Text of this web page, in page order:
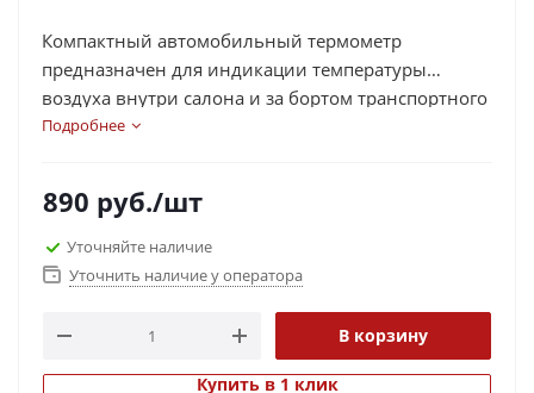
Компактный автомобильный термометр
предназначен для индикации температуры
воздуха внутри салона и за бортом транспортного
средства.
Подробнее
890 руб./шт
Уточняйте наличие
Уточнить наличие у оператора
В корзину
Купить в 1 клик